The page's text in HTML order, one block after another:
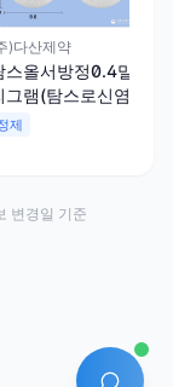
)다산제약
스올서방정0.4밀
그램(탐스로신염
염)
제
변경일 기준